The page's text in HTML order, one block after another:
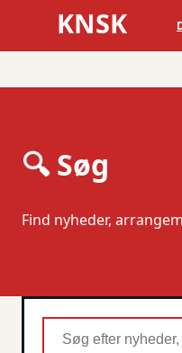
KNSK
🔍 Søg
Find nyheder,